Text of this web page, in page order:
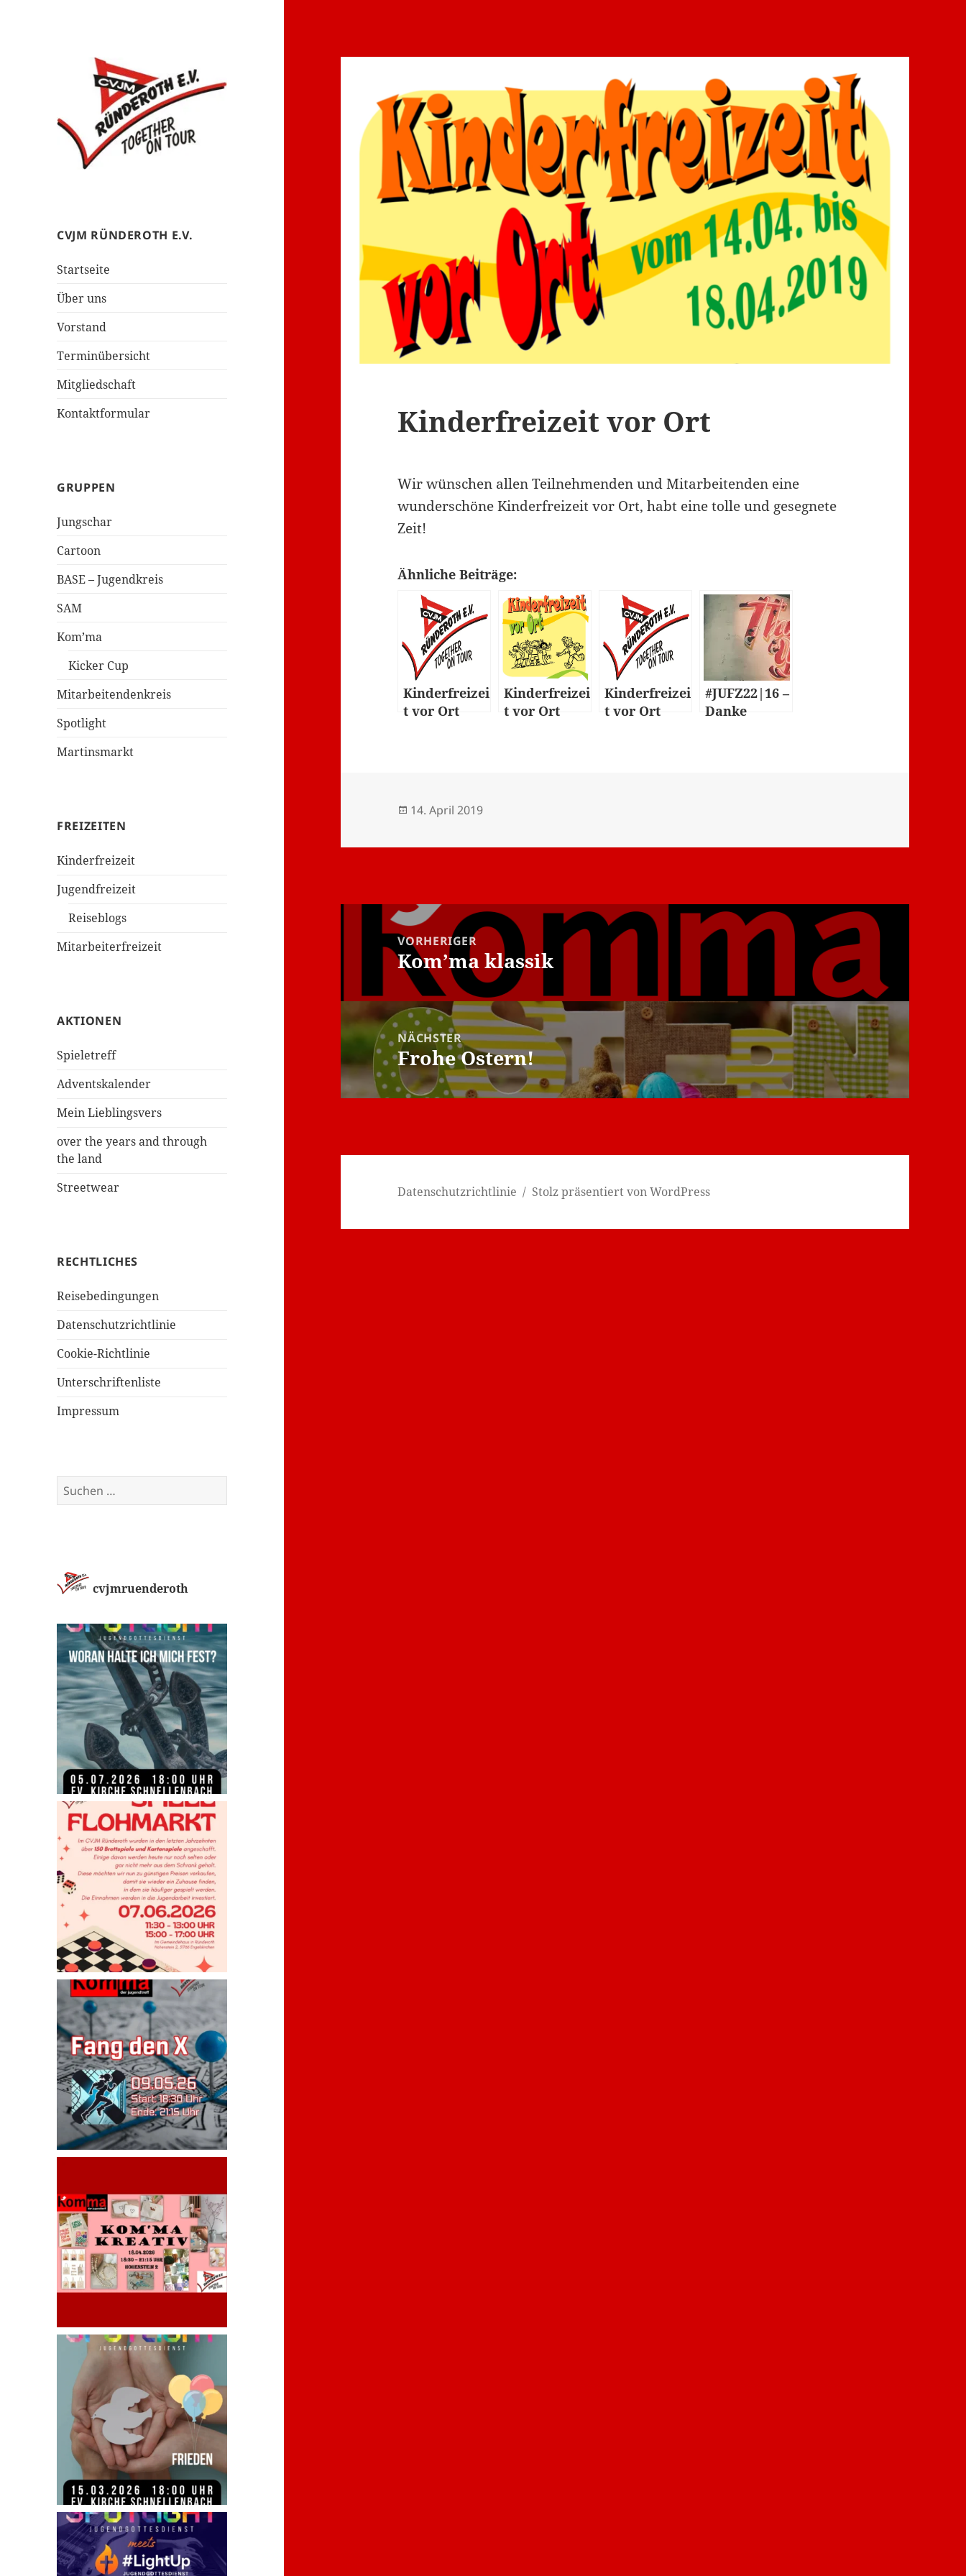
CVJM RÜNDEROTH E.V.
Startseite
Über uns
Vorstand
Terminübersicht
Mitgliedschaft
Kontaktformular
GRUPPEN
Jungschar
Cartoon
BASE – Jugendkreis
SAM
Kom’ma
Kicker Cup
Mitarbeitendenkreis
Spotlight
Martinsmarkt
FREIZEITEN
Kinderfreizeit
Jugendfreizeit
Reiseblogs
Mitarbeiterfreizeit
AKTIONEN
Spieletreff
Adventskalender
Mein Lieblingsvers
over the years and through
the land
Streetwear
RECHTLICHES
Reisebedingungen
Datenschutzrichtlinie
Cookie-Richtlinie
Unterschriftenliste
Impressum
Suchen
nach:
cvjmruenderoth
Kinderfreizeit vor Ort
Wir wünschen allen Teilnehmenden und Mitarbeitenden eine
wunderschöne Kinderfreizeit vor Ort, habt eine tolle und gesegnete
Zeit!
Ähnliche Beiträge:
Kinderfreizei
t vor Ort
Kinderfreizei
t vor Ort
Kinderfreizei
t vor Ort
#JUFZ22|16 –
Danke
Veröffentlicht
14. April 2019
Beitragsnavigation
VORHERIGER
Vorheriger
Beitrag:
Kom’ma klassik
NÄCHSTER
Nächster
Beitrag:
Frohe Ostern!
Datenschutzrichtlinie Stolz präsentiert von WordPress